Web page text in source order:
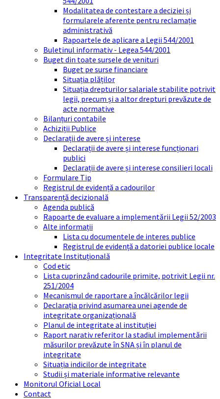
Modalitatea de contestare a deciziei și
formularele aferente pentru reclamație
administrativă
Rapoartele de aplicare a Legii 544/2001
Buletinul informativ - Legea 544/2001
Buget din toate sursele de venituri
Buget pe surse financiare
Situația plăților
Situația drepturilor salariale stabilite potrivit
legii, precum și a altor drepturi prevăzute de
acte normative
Bilanțuri contabile
Achiziții Publice
Declarații de avere și interese
Declarații de avere și interese funcționari
publici
Declarații de avere și interese consilieri locali
Formulare Tip
Registrul de evidență a cadourilor
Transparență decizională
Agenda publică
Rapoarte de evaluare a implementării Legii 52/2003
Alte informații
Lista cu documentele de interes publice
Registrul de evidență a datoriei publice locale
Integritate Instituțională
Cod etic
Lista cuprinzând cadourile primite, potrivit Legii nr.
251/2004
Mecanismul de raportare a încălcărilor legii
Declarația privind asumarea unei agende de
integritate organizațională
Planul de integritate al instituției
Raport narativ referitor la stadiul implementării
măsurilor prevăzute în SNA și în planul de
integritate
Situația indicilor de integritate
Studii și materiale informative relevante
Monitorul Oficial Local
Contact